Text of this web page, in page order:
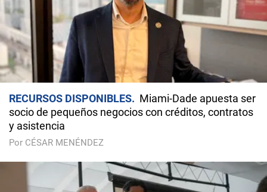
RECURSOS DISPONIBLES
Miami-Dade apuesta ser
socio de pequeños negocios con créditos, contratos
y asistencia
Por CÉSAR MENÉNDEZ